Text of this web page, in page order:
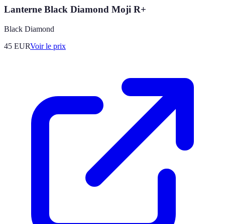
Lanterne Black Diamond Moji R+
Black Diamond
45 EURVoir le prix